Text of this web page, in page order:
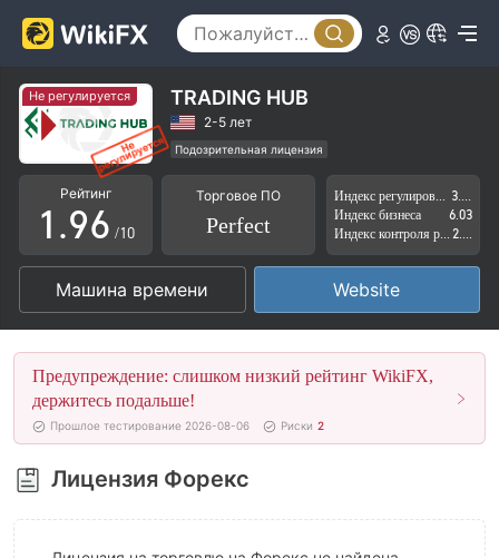
Не регулируется TRADING HUB
2-5 лет
Подозрительная лицензия
Самостоятельное изучение
Регион деятельности подозрителен
Высокие потенциальные риски
Рейтинг
0
1
2
3
4
5
6
7
8
.
5
6
7
8
9
2
3
4
5
6
7
8
9
/10
Торговое ПО
Perfect
Индекс бизнеса
6.03
Машина времени Website
Предупреждение: слишком низкий рейтинг WikiFX,
держитесь подальше!
Прошлое тестирование 2026-08-06 Риски 2
Лицензия Форекс